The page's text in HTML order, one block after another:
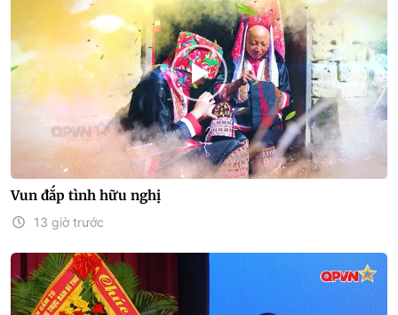
Vun đắp tình hữu nghị
13 giờ trước